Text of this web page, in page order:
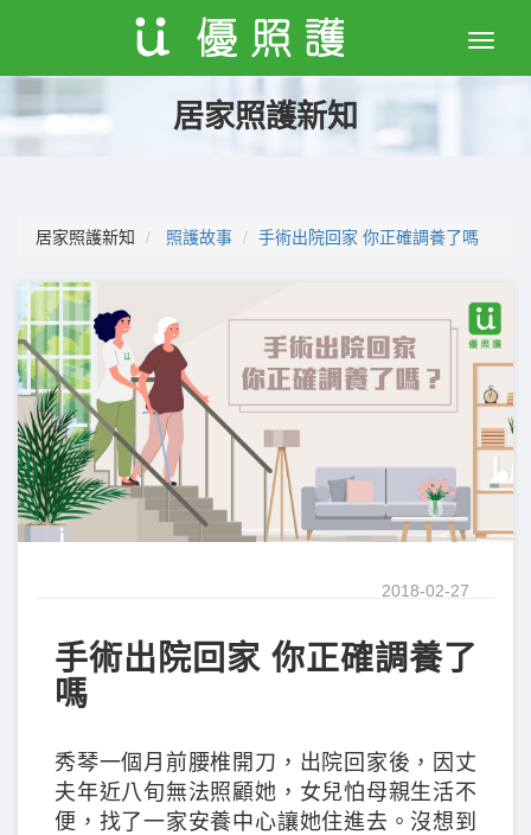
Toggle
居家照護新知
居家照護新知 照護故事 手術出院回家 你正確調養了嗎
2018-02-27
手術出院回家 你正確調養了
嗎
秀琴一個月前腰椎開刀，出院回家後，因丈
夫年近八旬無法照顧她，女兒怕母親生活不
便，找了一家安養中心讓她住進去。沒想到